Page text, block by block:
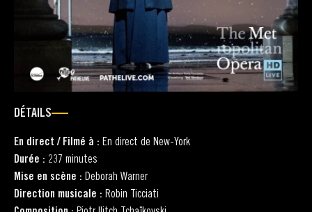
DÉTAILS
En direct / Filmé à : En direct de New-York
Durée : 237 minutes
Mise en scène : Deborah Warner
Direction musicale : Robin Ticciati